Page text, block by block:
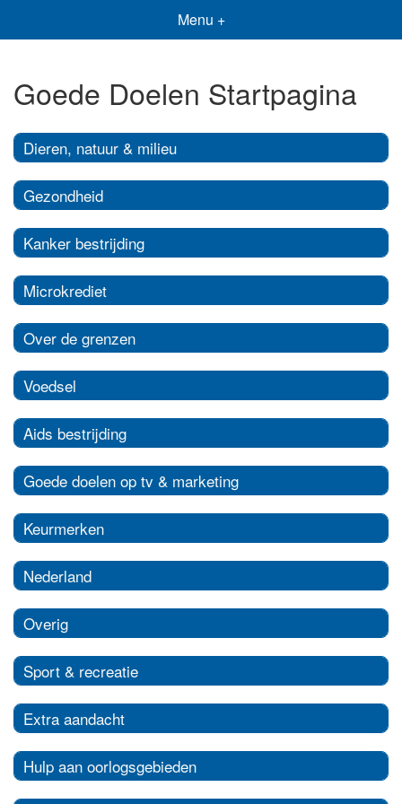
Menu +
Goede Doelen Startpagina
Dieren, natuur & milieu
Gezondheid
Kanker bestrijding
Microkrediet
Over de grenzen
Voedsel
Aids bestrijding
Goede doelen op tv & marketing
Keurmerken
Nederland
Overig
Sport & recreatie
Extra aandacht
Hulp aan oorlogsgebieden